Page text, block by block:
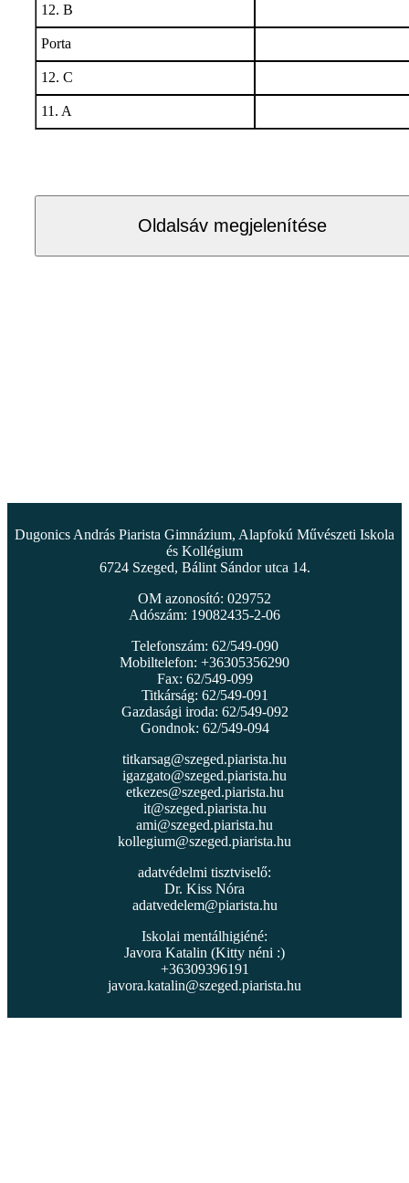
12. B
Porta
12. C
11. A
Oldalsáv megjelenítése
Dugonics András Piarista Gimnázium, Alapfokú Művészeti Iskola
és Kollégium
6724 Szeged, Bálint Sándor utca 14.
OM azonosító: 029752
Adószám: 19082435-2-06
Telefonszám: 62/549-090
Mobiltelefon: +36305356290
Fax: 62/549-099
Titkárság: 62/549-091
Gazdasági iroda: 62/549-092
Gondnok: 62/549-094
titkarsag@szeged.piarista.hu
igazgato@szeged.piarista.hu
etkezes@szeged.piarista.hu
it@szeged.piarista.hu
ami@szeged.piarista.hu
kollegium@szeged.piarista.hu
adatvédelmi tisztviselő:
Dr. Kiss Nóra
adatvedelem@piarista.hu
Iskolai mentálhigiéné:
Javora Katalin (Kitty néni :)
+36309396191
javora.katalin@szeged.piarista.hu